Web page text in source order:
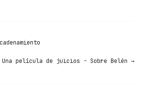
Una película de juicios - Sobre Belén →